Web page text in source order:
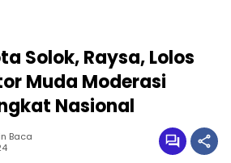
Solok, Raysa, Lolos
Muda Moderasi
Nasional
Baca